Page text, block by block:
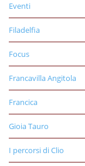
Eventi
Filadelfia
Focus
Francavilla Angitola
Francica
Gioia Tauro
I percorsi di Clio